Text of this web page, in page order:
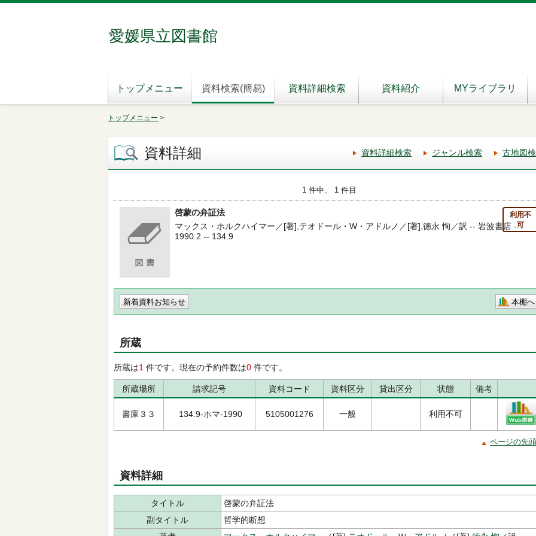
愛媛県立図書館
トップメニュー 資料検索(簡易) 資料詳細検索 資料紹介 MYライブラリ
トップメニュー >
資料詳細 資料詳細検索 ジャンル検索 古地図
1 件中、 1 件目
啓蒙の弁証法
利用不
可
マックス・ホルクハイマー／[著],テオドール・W・アドルノ／[著],徳永 恂／訳 -- 岩波書店 --
1990.2 -- 134.9
新着資料お知らせ 本棚へ
所蔵
所蔵は1 件です。現在の予約件数は0 件です。
所蔵場所 請求記号 資料コード 資料区分 貸出区分 状態 備考
書庫３３ 134.9-ホマ-1990 5105001276 一般 利用不可
ページの先
資料詳細
タイトル
啓蒙の弁証法
副タイトル
哲学的断想